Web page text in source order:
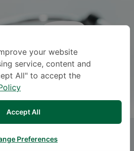
KRASAESIN
your website
service, content and
All" to accept the
Accept All
Preferences